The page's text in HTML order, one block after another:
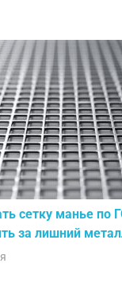
сетку манье по
за лишний